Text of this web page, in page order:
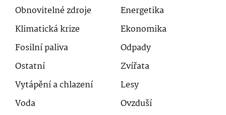
Obnovitelné zdroje
Energetika
Klimatická krize
Ekonomika
Fosilní paliva
Odpady
Ostatní
Zvířata
Vytápění a chlazení
Lesy
Voda
Ovzduší